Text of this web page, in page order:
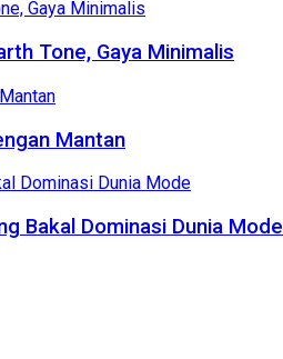
Tone, Gaya Minimalis
Mantan
Bakal Dominasi Dunia Mode